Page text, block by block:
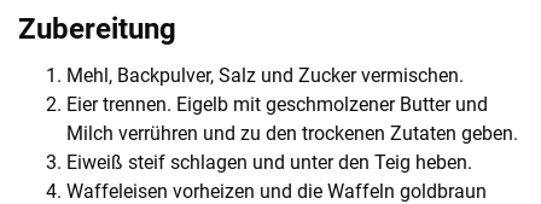
Zubereitung
Mehl, Backpulver, Salz und Zucker vermischen.
Eier trennen. Eigelb mit geschmolzener Butter und
Milch verrühren und zu den trockenen Zutaten geben.
Eiweiß steif schlagen und unter den Teig heben.
Waffeleisen vorheizen und die Waffeln goldbraun